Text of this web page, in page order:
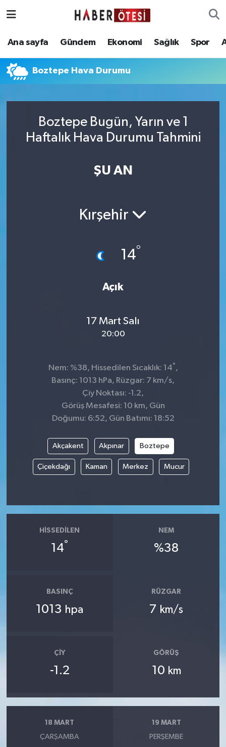
Ana sayfa Gündem Ekonomi Sağlık Spor
Boztepe Hava Durumu
Boztepe Bugün, Yarın ve 1
Haftalık Hava Durumu Tahmini
ŞU AN
Kırşehir
14°
Açık
17 Mart Salı
20:00
Nem: %38, Hissedilen Sıcaklık: 14° ,
Basınç: 1013 hPa, Rüzgar: 7 km/s,
Çiy Noktası: -1.2,
Görüş Mesafesi: 10 km, Gün
Doğumu: 6:52, Gün Batımı: 18:52
Akçakent Akpınar Boztepe
Çiçekdağı Kaman Merkez Mucur
HISSEDILEN
14°
NEM
%38
BASINÇ
1013 hpa
RÜZGAR
7 km/s
ÇIY
-1.2
GÖRÜŞ
10 km
18 MART
ÇARŞAMBA
19 MART
PERŞEMBE
Ana sayfa
Sağlık
Spor
Eskişehir Nöbetçi Eczaneler
Eskişehir Trafik Yoğunluk Haritası
Süper Lig Puan Durumu ve Fikstür